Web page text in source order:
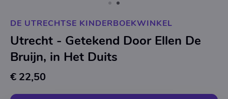
DE UTRECHTSE KINDERBOEKWINKEL
Utrecht - Getekend Door Ellen De
Bruijn, in Het Duits
€ 22,50